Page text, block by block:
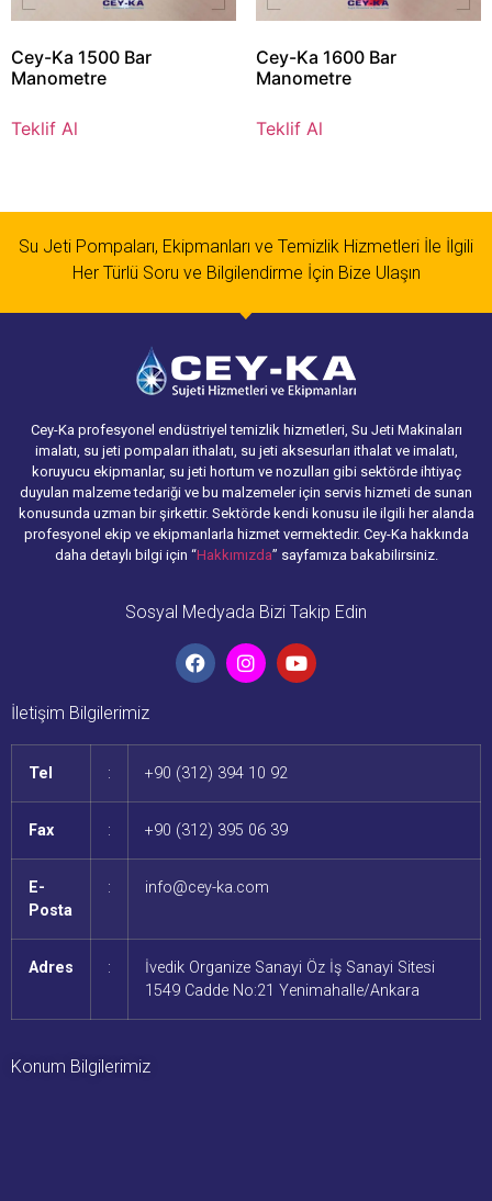
Cey-Ka 1500 Bar
Manometre
Teklif Al
Cey-Ka 1600 Bar
Manometre
Teklif Al
Su Jeti Pompaları, Ekipmanları ve Temizlik Hizmetleri İle İlgili
Her Türlü Soru ve Bilgilendirme İçin Bize Ulaşın
Cey-Ka profesyonel endüstriyel temizlik hizmetleri, Su Jeti Makinaları
imalatı, su jeti pompaları ithalatı, su jeti aksesurları ithalat ve imalatı,
koruyucu ekipmanlar, su jeti hortum ve nozulları gibi sektörde ihtiyaç
duyulan malzeme tedariği ve bu malzemeler için servis hizmeti de sunan
konusunda uzman bir şirkettir. Sektörde kendi konusu ile ilgili her alanda
profesyonel ekip ve ekipmanlarla hizmet vermektedir. Cey-Ka hakkında
daha detaylı bilgi için “Hakkımızda” sayfamıza bakabilirsiniz.
Sosyal Medyada Bizi Takip Edin
İletişim Bilgilerimiz
Tel : +90 (312) 394 10 92
Fax : +90 (312) 395 06 39
E-
Posta
: info@cey-ka.com
Adres :
İvedik Organize Sanayi Öz İş Sanayi Sitesi
1549 Cadde No:21 Yenimahalle/Ankara
Konum Bilgilerimiz